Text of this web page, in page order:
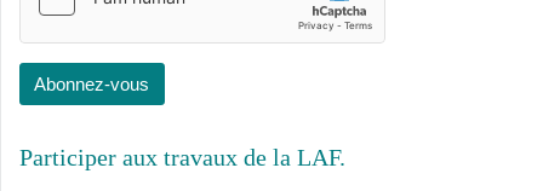
Abonnez-vous
Participer aux travaux de la LAF